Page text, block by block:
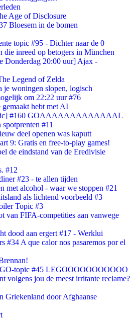
Age of Disclosure
Bloesem in de bomen
topic #95 - Dichter naar de 0
die inreed op betogers in München
Donderdag 20:00 uur] Ajax -
Legend of Zelda
je woningen slopen, logisch
om 22:22 uur #76
hebt met AI
#160 GOAAAAAAAAAAAAAL
#11
deel openen was kaputt
9: Gratis en free-to-play games!
de eindstand van de Eredivisie
#12
#23 - te allen tijden
met alcohol - waar we stoppen #21
als lichtend voorbeeld #3
Topic #3
van FIFA-competities aan vanwege
dood aan ergert #17 - Werklui
#34 A que calor nos pasaremos por el
topic #45 LEGOOOOOOOOOOO
volgens jou de meest irritante reclame?
Griekenland door Afghaanse